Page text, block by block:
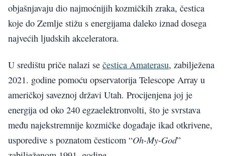
objašnjavaju dio najmoćnijih kozmičkih zraka, čestica
koje do Zemlje stižu s energijama daleko iznad dosega
najvećih ljudskih akceleratora.
U središtu priče nalazi se čestica Amaterasu, zabilježena
2021. godine pomoću opservatorija Telescope Array u
američkoj saveznoj državi Utah. Procijenjena joj je
energija od oko 240 egzaelektronvolti, što je svrstava
među najekstremnije kozmičke događaje ikad otkrivene,
usporedive s poznatom česticom “Oh-My-God”